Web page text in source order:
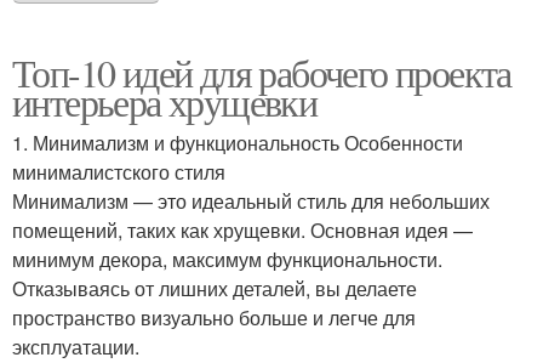
Топ-10 идей для рабочего проекта
интерьера хрущевки
1. Минимализм и функциональность Особенности
минималистского стиля
Минимализм — это идеальный стиль для небольших
помещений, таких как хрущевки. Основная идея —
минимум декора, максимум функциональности.
Отказываясь от лишних деталей, вы делаете
пространство визуально больше и легче для
эксплуатации.